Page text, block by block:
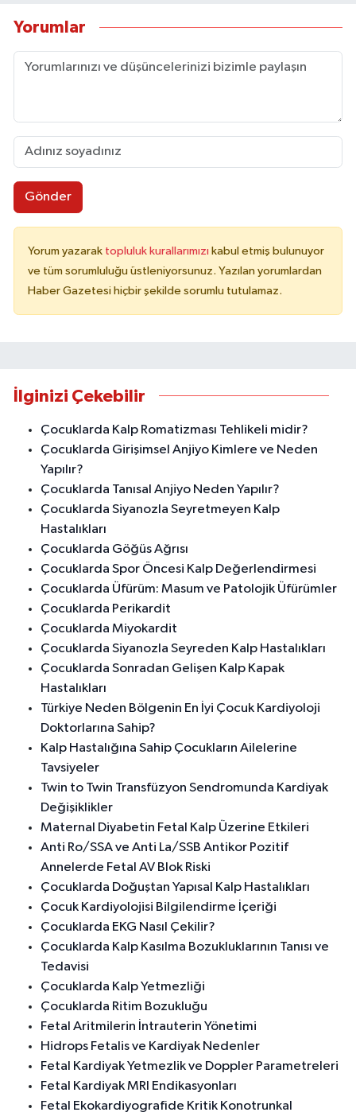
Yorumlar
Gönder
Yorum yazarak topluluk kurallarımızı kabul etmiş bulunuyor
ve tüm sorumluluğu üstleniyorsunuz. Yazılan yorumlardan
Haber Gazetesi hiçbir şekilde sorumlu tutulamaz.
İlginizi Çekebilir
Çocuklarda Kalp Romatizması Tehlikeli midir?
Çocuklarda Girişimsel Anjiyo Kimlere ve Neden
Yapılır?
Çocuklarda Tanısal Anjiyo Neden Yapılır?
Çocuklarda Siyanozla Seyretmeyen Kalp
Hastalıkları
Çocuklarda Göğüs Ağrısı
Çocuklarda Spor Öncesi Kalp Değerlendirmesi
Çocuklarda Üfürüm: Masum ve Patolojik Üfürümler
Çocuklarda Perikardit
Çocuklarda Miyokardit
Çocuklarda Siyanozla Seyreden Kalp Hastalıkları
Çocuklarda Sonradan Gelişen Kalp Kapak
Hastalıkları
Türkiye Neden Bölgenin En İyi Çocuk Kardiyoloji
Doktorlarına Sahip?
Kalp Hastalığına Sahip Çocukların Ailelerine
Tavsiyeler
Twin to Twin Transfüzyon Sendromunda Kardiyak
Değişiklikler
Maternal Diyabetin Fetal Kalp Üzerine Etkileri
Anti Ro/SSA ve Anti La/SSB Antikor Pozitif
Annelerde Fetal AV Blok Riski
Çocuklarda Doğuştan Yapısal Kalp Hastalıkları
Çocuk Kardiyolojisi Bilgilendirme İçeriği
Çocuklarda EKG Nasıl Çekilir?
Çocuklarda Kalp Kasılma Bozukluklarının Tanısı ve
Tedavisi
Çocuklarda Kalp Yetmezliği
Çocuklarda Ritim Bozukluğu
Fetal Aritmilerin İntrauterin Yönetimi
Hidrops Fetalis ve Kardiyak Nedenler
Fetal Kardiyak Yetmezlik ve Doppler Parametreleri
Fetal Kardiyak MRI Endikasyonları
Fetal Ekokardiyografide Kritik Konotrunkal